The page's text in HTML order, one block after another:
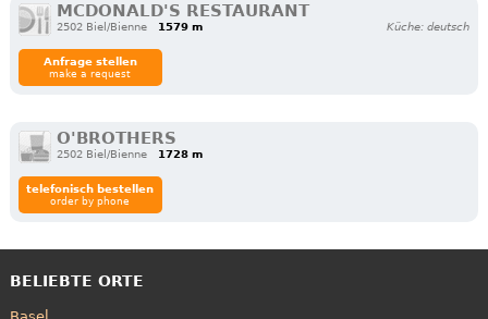
MCDONALD'S RESTAURANT
2502 Biel/Bienne 1579 m Küche: deutsch
Anfrage stellen
make a request
O'BROTHERS
2502 Biel/Bienne 1728 m
telefonisch bestellen
order by phone
BELIEBTE ORTE